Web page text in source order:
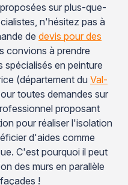
sur plus-que-
n'hésitez pas à
de devis pour des
convions à prendre
en peinture
(département du Val-
toutes demandes sur
proposant
pour réaliser l'isolation
d'aides comme
C'est pourquoi il peut
des murs en parallèle
!